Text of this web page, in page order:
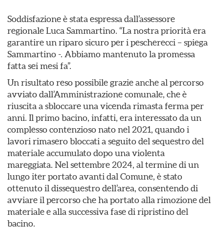
Soddisfazione è stata espressa dall’assessore
regionale Luca Sammartino. “La nostra priorità era
garantire un riparo sicuro per i pescherecci – spiega
Sammartino -. Abbiamo mantenuto la promessa
fatta sei mesi fa”.
Un risultato reso possibile grazie anche al percorso
avviato dall’Amministrazione comunale, che è
riuscita a sbloccare una vicenda rimasta ferma per
anni. Il primo bacino, infatti, era interessato da un
complesso contenzioso nato nel 2021, quando i
lavori rimasero bloccati a seguito del sequestro del
materiale accumulato dopo una violenta
mareggiata. Nel settembre 2024, al termine di un
lungo iter portato avanti dal Comune, è stato
ottenuto il dissequestro dell’area, consentendo di
avviare il percorso che ha portato alla rimozione del
materiale e alla successiva fase di ripristino del
bacino.